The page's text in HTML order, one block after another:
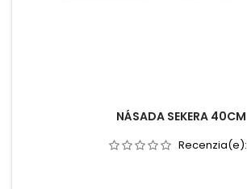
NÁSADA SEKERA 40CM
Recenzia(e):